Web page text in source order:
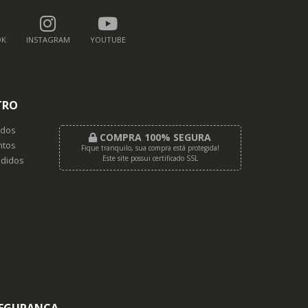
INSTAGRAM YOUTUBE
COMPRA 100% SEGURA
Fique tranquilo, sua compra está protegida!
Este site possui certificado SSL